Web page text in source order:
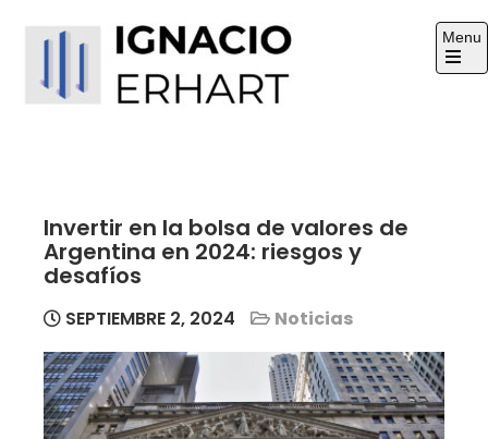
content
Menu
Open
Invertir en la bolsa de valores de
Argentina en 2024: riesgos y
desafíos
SEPTIEMBRE 2, 2024 Noticias